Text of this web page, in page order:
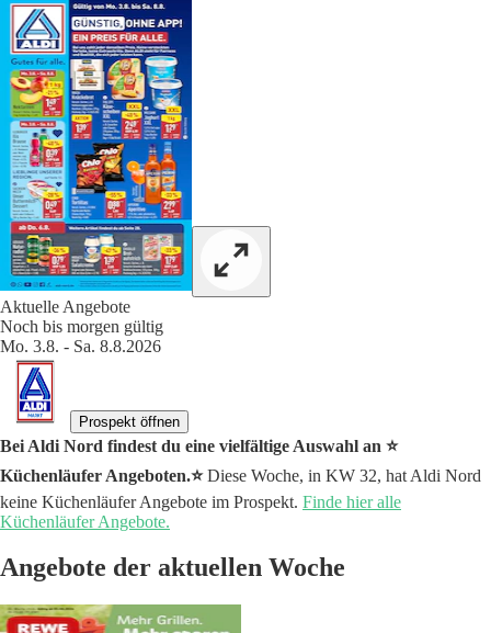
Aktuelle Angebote
Noch bis morgen gültig
Mo. 3.8. - Sa. 8.8.2026
Prospekt öffnen
Bei Aldi Nord findest du eine vielfältige Auswahl an ⭐️
Küchenläufer Angeboten.⭐️Diese Woche, in KW 32, hat Aldi Nord
keine Küchenläufer Angebote im Prospekt. Finde hier alle
Küchenläufer Angebote.
Angebote der aktuellen Woche